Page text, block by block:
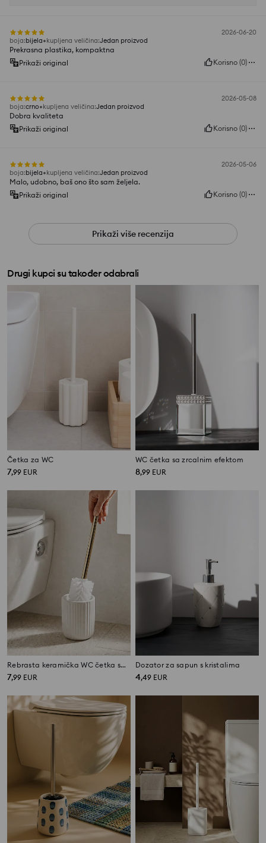
2026-06-20
boja:bijela kupljena veličina:Jedan proizvod
Prekrasna plastika, kompaktna
Prikaži original
Korisno (0)
2026-05-08
boja:crno kupljena veličina:Jedan proizvod
Dobra kvaliteta
Prikaži original
Korisno (0)
2026-05-06
boja:bijela kupljena veličina:Jedan proizvod
Malo, udobno, baš ono što sam željela.
Prikaži original
Korisno (0)
Prikaži više recenzija
Drugi kupci su također odabrali
Četka za WC
7,99 EUR
WC četka sa zrcalnim efektom
8,99 EUR
Rebrasta keramička WC četka sa zlatnom ručkom
7,99 EUR
Dozator za sapun s kristalima
4,49 EUR